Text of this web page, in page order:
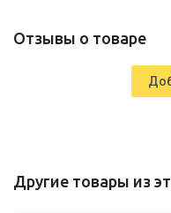
Отзывы о товаре
Другие товары из